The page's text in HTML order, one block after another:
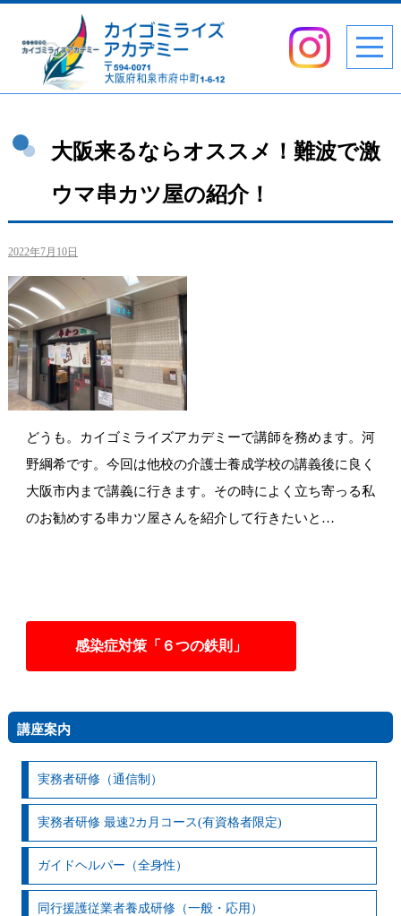
大阪来るならオススメ！難波で激
ウマ串カツ屋の紹介！
2022年7月10日
どうも。カイゴミライズアカデミーで講師を務めます。河
野綱希です。今回は他校の介護士養成学校の講義後に良く
大阪市内まで講義に行きます。その時によく立ち寄っる私
のお勧めする串カツ屋さんを紹介して行きたいと…
感染症対策「６つの鉄則」
講座案内
実務者研修（通信制）
実務者研修 最速2カ月コース(有資格者限定)
ガイドヘルパー（全身性）
同行援護従業者養成研修（一般・応用）